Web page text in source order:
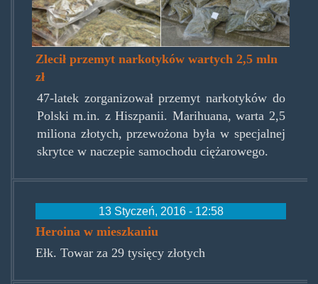
Zlecił przemyt narkotyków wartych 2,5 mln
zł
47-latek zorganizował przemyt narkotyków do
Polski m.in. z Hiszpanii. Marihuana, warta 2,5
miliona złotych, przewożona była w specjalnej
skrytce w naczepie samochodu ciężarowego.
13 Styczeń, 2016 - 12:58
Heroina w mieszkaniu
Ełk. Towar za 29 tysięcy złotych